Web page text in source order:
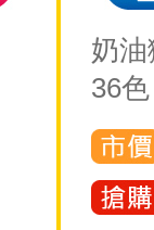
奶
36色